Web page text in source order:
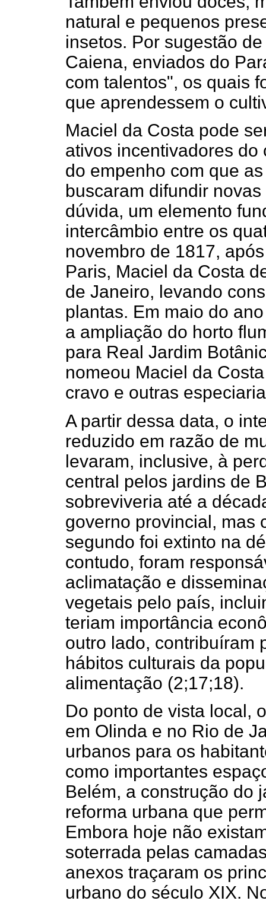
natural e pequenos
insetos. Por sugestão
Caiena, enviados do
com talentos", os quais
que aprendessem o
Maciel da Costa pode
ativos incentivadores
do empenho com que
buscaram difundir
dúvida, um elemento
intercâmbio entre os
novembro de 1817,
Paris, Maciel da Costa
de Janeiro, levando
plantas. Em maio do
a ampliação do horto
para Real Jardim
nomeou Maciel da
cravo e outras
A partir dessa data, o
reduzido em razão de
levaram, inclusive, à
central pelos jardins de
sobreviveria até a
governo provincial, mas
segundo foi extinto na
contudo, foram
aclimatação e
vegetais pelo país,
teriam importância
outro lado, contribuíram
hábitos culturais da
alimentação (2;17;18).
Do ponto de vista local,
em Olinda e no Rio de
urbanos para os
como importantes
Belém, a construção do
reforma urbana que
Embora hoje não
soterrada pelas
anexos traçaram os
urbano do século XIX.